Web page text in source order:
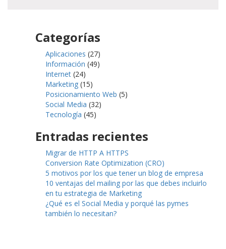
Categorías
Aplicaciones (27)
Información (49)
Internet (24)
Marketing (15)
Posicionamiento Web (5)
Social Media (32)
Tecnología (45)
Entradas recientes
Migrar de HTTP A HTTPS
Conversion Rate Optimization (CRO)
5 motivos por los que tener un blog de empresa
10 ventajas del mailing por las que debes incluirlo
en tu estrategia de Marketing
¿Qué es el Social Media y porqué las pymes
también lo necesitan?